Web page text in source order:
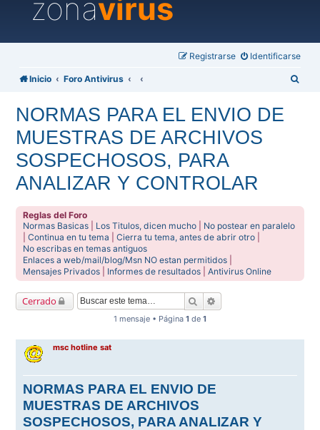
zonavirus
Identificarse
Registrarse
Inicio Foro Antivirus
NORMAS PARA EL ENVIO DE
MUESTRAS DE ARCHIVOS
SOSPECHOSOS, PARA
ANALIZAR Y CONTROLAR
Reglas del Foro
Normas Basicas
Los Titulos, dicen mucho
No postear en paralelo
|Continua en tu tema |Cierra tu tema, antes de abrir otro
No escribas en temas antiguos
Enlaces a web/mail/blog/Msn NO estan permitidos
Mensajes Privados
Informes de resultados |Antivirus Online
Cerrado Buscar
1 mensaje • Página 1 de 1
msc hotline sat
NORMAS PARA EL ENVIO DE
MUESTRAS DE ARCHIVOS
SOSPECHOSOS, PARA ANALIZAR Y